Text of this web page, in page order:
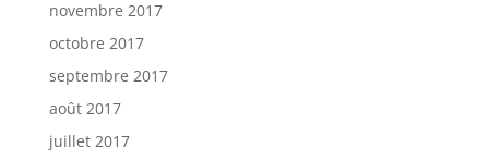
novembre 2017
octobre 2017
septembre 2017
août 2017
juillet 2017